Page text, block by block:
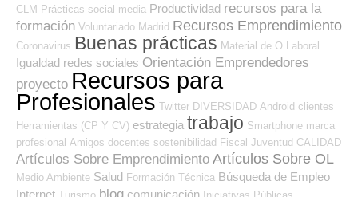
CLM Prácticas social media Productividad recursos para la
formación Voluntariado Madrid Recursos Emprendimiento
Coronavirus Buenas prácticas Material de O.Laboral
Igualdad redes sociales Orientación Emprendedores
proyecto Recursos para
Profesionales Twitter DIVERSIDAD Android clientes
Herramientas (CP Y CV) estrategia trabajo Smartphone marca
profesional Amigos docentes sostenibilidad Fiscal Juventud CALIDAD
Artículos Sobre Emprendimiento Artículos Sobre OL
Medio Ambiente Salud Formación Técnica Búsqueda de Empleo
Internet
comunicación